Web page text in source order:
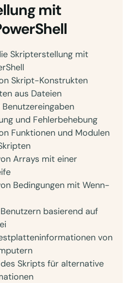
mit
Skripterstellung mit
Skript-Konstrukten
aus Dateien
und Fehlerbehebung
Funktionen und Modulen
Arrays mit einer
Bedingungen mit Wenn-
basierend auf
von
Skripts für alternative